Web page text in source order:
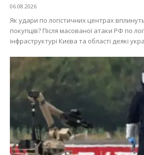
06.08.2026
Як удари по логістичних центрах вплинуть
покупців? Після масованої атаки РФ по
інфраструктурі Києва та області деякі